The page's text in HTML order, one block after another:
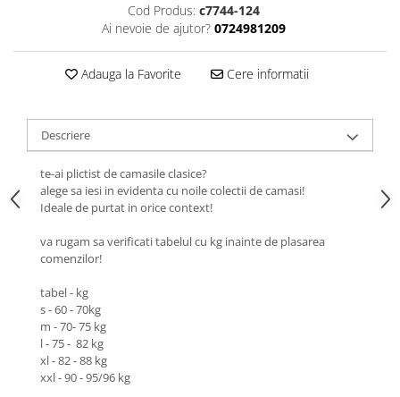
Cod Produs: c7744-124
Ai nevoie de ajutor? 0724981209
Adauga la Favorite Cere informatii
Descriere
te-ai plictist de camasile clasice?
alege sa iesi in evidenta cu noile colectii de camasi!
Ideale de purtat in orice context!
va rugam sa verificati tabelul cu kg inainte de plasarea
comenzilor!
tabel - kg
s - 60 - 70kg
m - 70- 75 kg
l - 75 - 82 kg
xl - 82 - 88 kg
xxl - 90 - 95/96 kg